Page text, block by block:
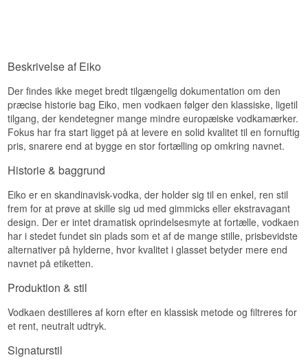
filtrering fjerner de tungere forbindelser fra begge
ender af processen. Tilbage står en vodka, der
næsten ikke bider. Til gengæld skal du gå efter
aromaen: den er sart og lukker sig, hvis flasken
kommer direkte fra fryseren.
Den har også hentet præmier ved de store
klassesejr ved World Vodka Awards i 2018. En
påmindelse om, at Japan laver andet end whisky.
Smagsnoter
Næse
Smag
Beskrivelse af Eiko
Der findes ikke meget bredt tilgængelig dokumentation om den
præcise historie bag Eiko, men vodkaen følger den klassiske, ligetil
tilgang, der kendetegner mange mindre europæiske vodkamærker.
Fokus har fra start ligget på at levere en solid kvalitet til en fornuftig
pris, snarere end at bygge en stor fortælling op omkring navnet.
Historie & baggrund
Eiko er en skandinavisk-vodka, der holder sig til en enkel, ren stil
frem for at prøve at skille sig ud med gimmicks eller ekstravagant
design. Der er intet dramatisk oprindelsesmyte at fortælle, vodkaen
har i stedet fundet sin plads som et af de mange stille, prisbevidste
alternativer på hylderne, hvor kvalitet i glasset betyder mere end
navnet på etiketten.
Produktion & stil
Vodkaen destilleres af korn efter en klassisk metode og filtreres for
et rent, neutralt udtryk.
Signaturstil